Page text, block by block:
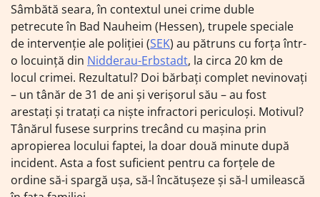
Sâmbătă seara, în contextul unei crime duble
petrecute în Bad Nauheim (Hessen), trupele speciale
de intervenție ale poliției (SEK) au pătruns cu forța într-
o locuință din Nidderau-Erbstadt, la circa 20 km de
locul crimei. Rezultatul? Doi bărbați complet nevinovați
– un tânăr de 31 de ani și verișorul său – au fost
arestați și tratați ca niște infractori periculoși. Motivul?
Tânărul fusese surprins trecând cu mașina prin
apropierea locului faptei, la doar două minute după
incident. Asta a fost suficient pentru ca forțele de
ordine să-i spargă ușa, să-l încătușeze și să-l umilească